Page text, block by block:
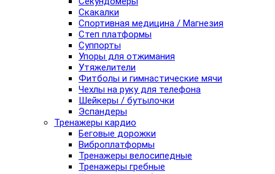
Скакалки
Спортивная медицина / Магнезия
Степ платформы
Суппорты
Упоры для отжимания
Утяжелители
Фитболы и гимнастические мячи
Чехлы на руку для телефона
Шейкеры / бутылочки
Эспандеры
Тренажеры кардио
Беговые дорожки
Виброплатформы
Тренажеры велосипедные
Тренажеры гребные